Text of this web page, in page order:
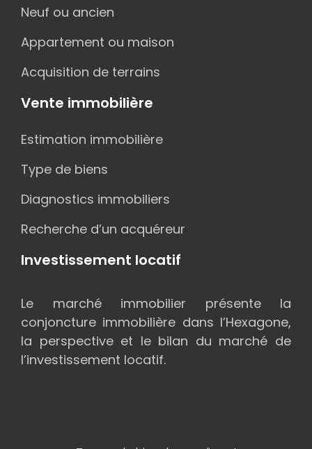
Neuf ou ancien
Appartement ou maison
Acquisition de terrains
Vente immobilière
Estimation immobilière
Type de biens
Diagnostics immobiliers
Recherche d’un acquéreur
Investissement locatif
Le marché immobilier présente la
conjoncture immobilière dans l’Hexagone,
la perspective et le bilan du marché de
l’investissement locatif.